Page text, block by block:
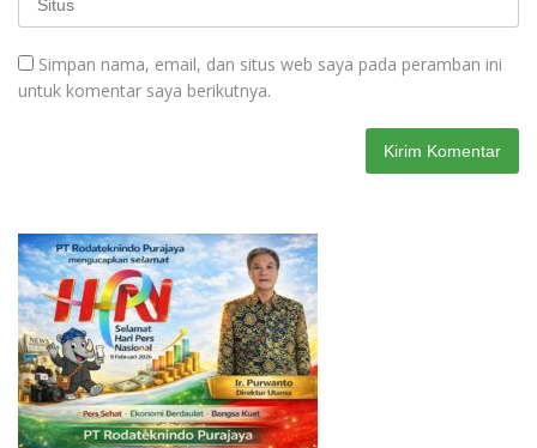
Simpan nama, email, dan situs web saya pada peramban ini
untuk komentar saya berikutnya.